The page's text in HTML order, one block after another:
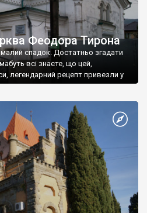
Феодора Тирона
спадок. Достатньо згадати
всі знаєте, що цей,
легендарний рецепт привезли у